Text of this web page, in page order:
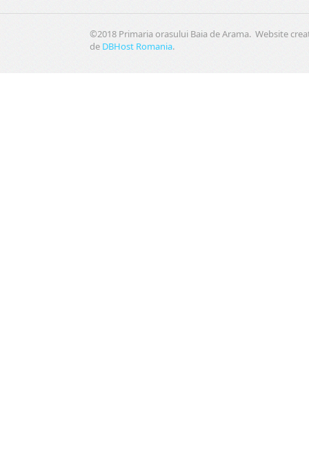
©2018 Primaria orasului Baia de Arama. Website
de DBHost Romania.